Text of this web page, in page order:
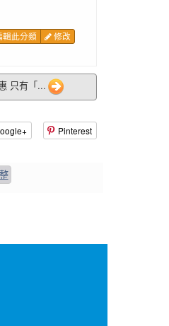
輯此分類 修改
只有「...
Pinterest